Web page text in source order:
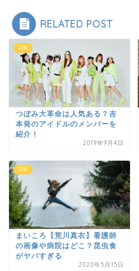
RELATED POST
芸能
つぼみ大革命は人気ある？吉
本発のアイドルのメンバーを
紹介！
2019年9月4日
芸能
まいころ【荒川真衣】看護師
の画像や病院はどこ？昆虫食
がヤバすぎる
2020年5月15日